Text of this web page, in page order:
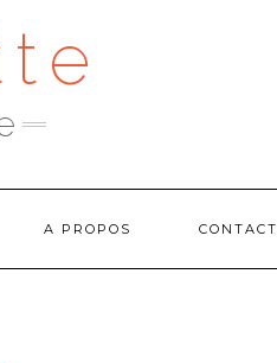
A PROPOS CONTACT